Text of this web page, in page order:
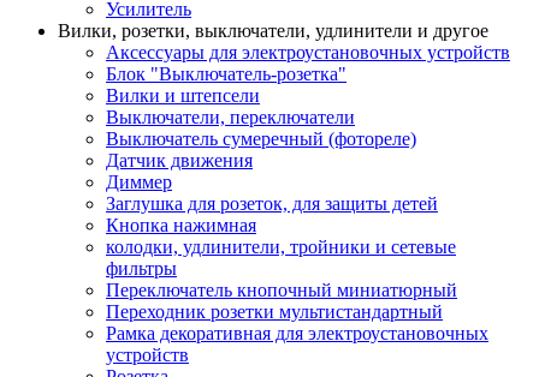
Усилитель
Вилки, розетки, выключатели, удлинители и другое
Аксессуары для электроустановочных устройств
Блок "Выключатель-розетка"
Вилки и штепсели
Выключатели, переключатели
Выключатель сумеречный (фотореле)
Датчик движения
Диммер
Заглушка для розеток, для защиты детей
Кнопка нажимная
колодки, удлинители, тройники и сетевые
фильтры
Переключатель кнопочный миниатюрный
Переходник розетки мультистандартный
Рамка декоративная для электроустановочных
устройств